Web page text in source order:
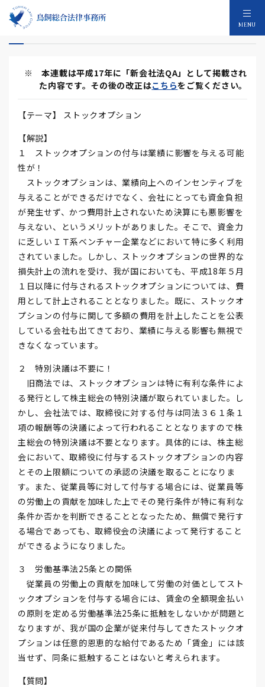
MENU
会社法QA 第11回 ストックオプション
※ 本連載は平成17年に「新会社法QA」として掲載され
た内容です。その後の改正はこちらをご覧ください。
【テーマ】 ストックオプション
【解説】
１ ストックオプションの付与は業績に影響を与える可能
性が！
ストックオプションは、業績向上へのインセンティブを
与えることができるだけでなく、会社にとっても資金負担
が発生せず、かつ費用計上されないため決算にも悪影響を
与えない、というメリットがありました。そこで、資金力
に乏しいＩＴ系ベンチャー企業などにおいて特に多く利用
されていました。しかし、ストックオプションの世界的な
損失計上の流れを受け、我が国においても、平成18年５月
１日以降に付与されるストックオプションについては、費
用として計上されることとなりました。既に、ストックオ
プションの付与に関して多額の費用を計上したことを公表
している会社も出てきており、業績に与える影響も無視で
きなくなっています。
２ 特別決議は不要に！
旧商法では、ストックオプションは特に有利な条件によ
る発行として株主総会の特別決議が取られていました。し
かし、会社法では、取締役に対する付与は同法３６１条１
項の報酬等の決議によって行われることとなりますので株
主総会の特別決議は不要となります。具体的には、株主総
会において、取締役に付与するストックオプションの内容
とその上限額についての承認の決議を取ることになりま
す。また、従業員等に対して付与する場合には、従業員等
の労働上の貢献を加味した上でその発行条件が特に有利な
条件か否かを判断できることとなったため、無償で発行す
る場合であっても、取締役会の決議によって発行すること
ができるようになりました。
３ 労働基準法25条との関係
従業員の労働上の貢献を加味して労働の対価としてスト
ックオプションを付与する場合には、賃金の全額現金払い
の原則を定める労働基準法25条に抵触をしないかが問題と
なりますが、我が国の企業が従来付与してきたストックオ
プションは任意的恩恵的な給付であるため「賃金」には該
当せず、同条に抵触することはないと考えられます。
【質問】